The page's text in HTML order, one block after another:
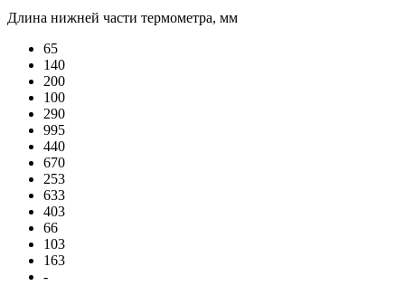
Длина нижней части термометра, мм
65
140
200
100
290
995
440
670
253
633
403
66
103
163
-